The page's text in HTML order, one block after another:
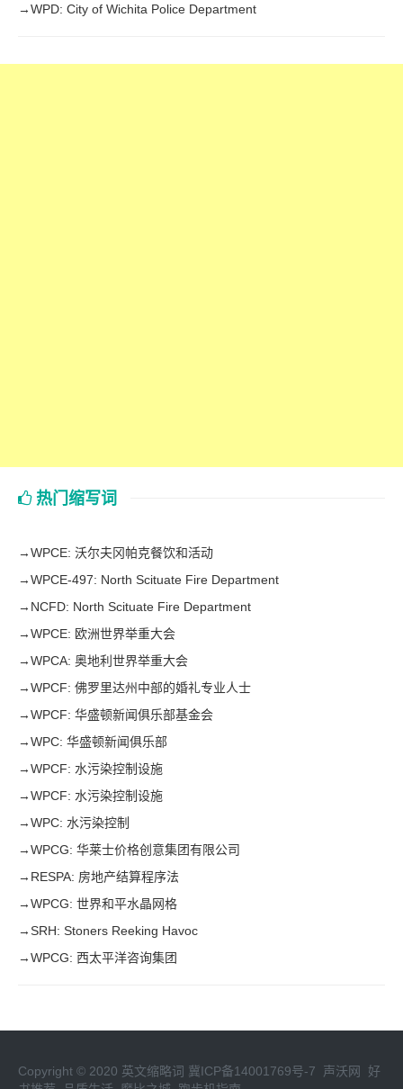
→WPD: City of Wichita Police Department
热门缩写词
→WPCE: 沃尔夫冈帕克餐饮和活动
→WPCE-497: North Scituate Fire Department
→ NCFD: North Scituate Fire Department
→WPCE: 欧洲世界举重大会
→WPCA: 奥地利世界举重大会
→WPCF: 佛罗里达州中部的婚礼专业人士
→WPCF: 华盛顿新闻俱乐部基金会
→WPC: 华盛顿新闻俱乐部
→WPCF: 水污染控制设施
→WPCF: 水污染控制设施
→WPC: 水污染控制
→WPCG: 华莱士价格创意集团有限公司
→ RESPA: 房地产结算程序法
→WPCG: 世界和平水晶网格
→SRH: Stoners Reeking Havoc
→WPCG: 西太平洋咨询集团
Copyright © 2020 英文缩略词 冀ICP备14001769号-7 声沃网
好